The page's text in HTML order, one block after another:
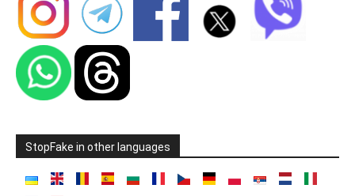
StopFake in other languages